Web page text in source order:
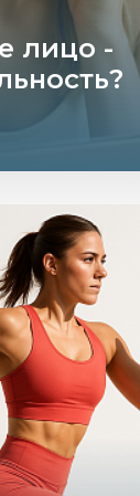
лицо -